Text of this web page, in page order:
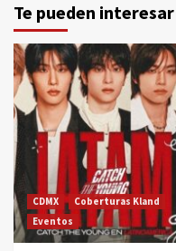
Te pueden interesar
CDMX
Coberturas Kland
Eventos